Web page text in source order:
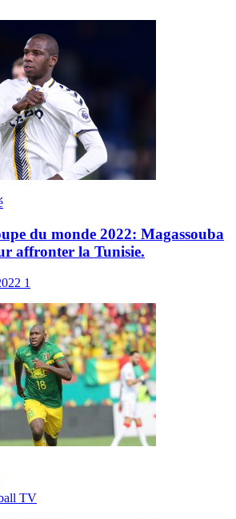
du monde 2022: Magassouba
affronter la Tunisie.
1
TV